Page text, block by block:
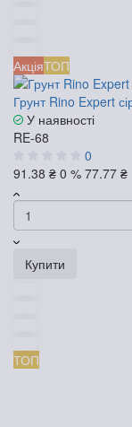
АкціяТОП
Грунт Rino Expert
У наявності
RE-68
0
91.38 ₴ 0 % 77.77 ₴
Купити
ТОП